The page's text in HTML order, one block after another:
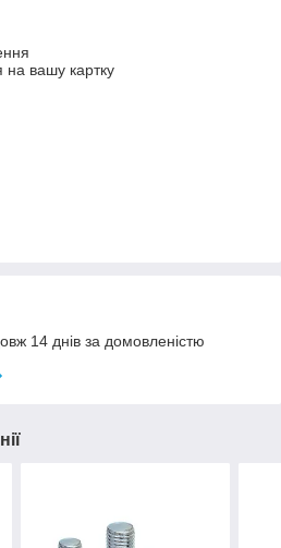
на вашу картку
14 днів за домовленістю